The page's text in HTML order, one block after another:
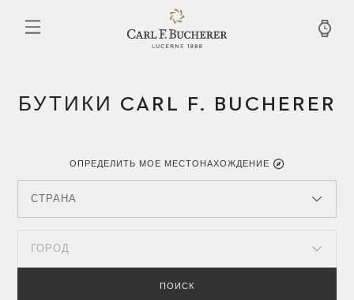
основному
БУТИКИ CARL F. BUCHERER
ОПРЕДЕЛИТЬ МОЕ МЕСТОНАХОЖДЕНИЕ
СТРАНА
ГОРОД
ПОИСК